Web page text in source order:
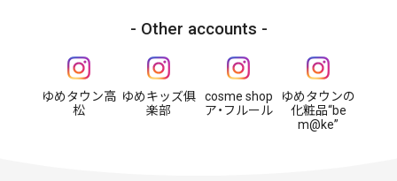
Other accounts
ゆめタウン高
松
ゆめキッズ俱
楽部
cosme shop
ア・フルール
ゆめタウンの
化粧品“be
m@ke”